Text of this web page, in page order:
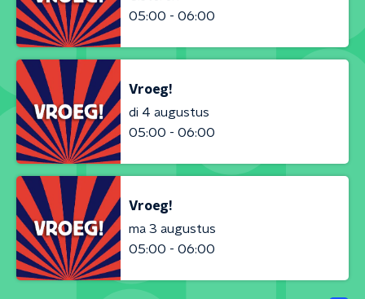
05:00 - 06:00
Vroeg!
di 4 augustus
05:00 - 06:00
Vroeg!
ma 3 augustus
05:00 - 06:00